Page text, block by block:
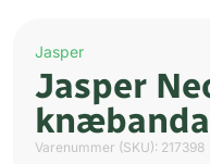
Jasper
Jasper
Varenummer (SKU): 217398